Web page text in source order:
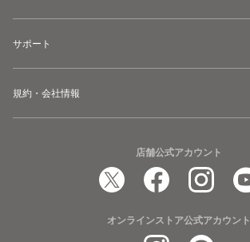
サポート
規約・会社情報
店舗公式アカウント
オンラインストア公式アカウント